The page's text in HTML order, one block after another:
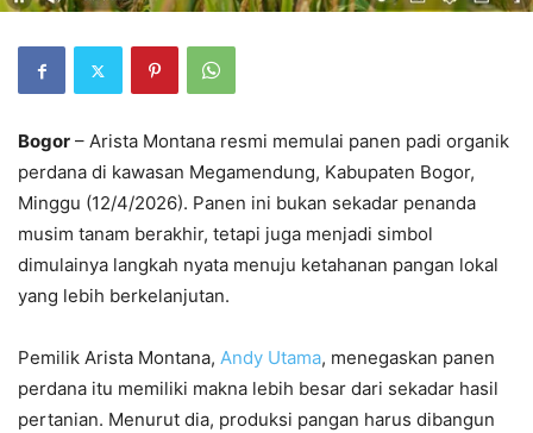
Bogor – Arista Montana resmi memulai panen padi organik
perdana di kawasan Megamendung, Kabupaten Bogor,
Minggu (12/4/2026). Panen ini bukan sekadar penanda
musim tanam berakhir, tetapi juga menjadi simbol
dimulainya langkah nyata menuju ketahanan pangan lokal
yang lebih berkelanjutan.
Pemilik Arista Montana, Andy Utama, menegaskan panen
perdana itu memiliki makna lebih besar dari sekadar hasil
pertanian. Menurut dia, produksi pangan harus dibangun